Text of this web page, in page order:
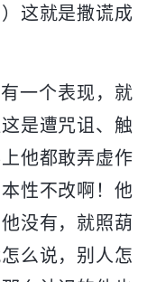
这就是撒谎成
一个表现，就
是遭咒诅、触
他都敢弄虚作
性不改啊！他
没有，就照葫
么说，别人怎